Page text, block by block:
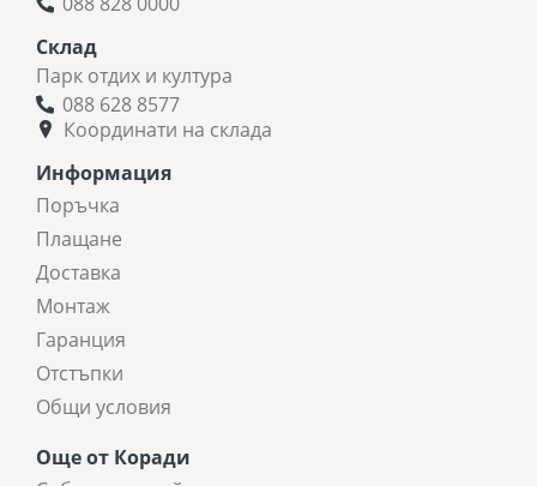
Склад
Парк отдих и култура
088 628 8577
Координати на склада
Информация
Поръчка
Плащане
Доставка
Монтаж
Гаранция
Отстъпки
Общи условия
Още от Коради